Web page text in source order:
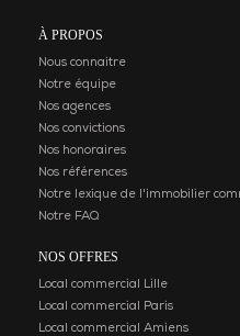
À PROPOS
Nous connaitre
Notre équipe
Nos agences
Nos convictions
Nos honoraires
Nos références
Notre lexique de l'immobilier
Notre FAQ
NOS OFFRES
Local commercial Lille
Local commercial Paris
Local commercial Amiens